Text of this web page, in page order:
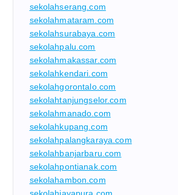
sekolahserang.com
sekolahmataram.com
sekolahsurabaya.com
sekolahpalu.com
sekolahmakassar.com
sekolahkendari.com
sekolahgorontalo.com
sekolahtanjungselor.com
sekolahmanado.com
sekolahkupang.com
sekolahpalangkaraya.com
sekolahbanjarbaru.com
sekolahpontianak.com
sekolahambon.com
sekolahjayapura.com